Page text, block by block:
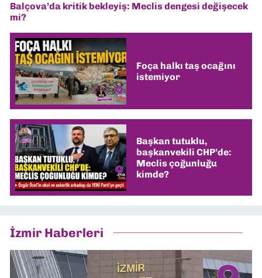
Balçova’da kritik bekleyiş: Meclis dengesi değişecek
mi?
Foça halkı taş ocağını
istemiyor
Başkan tutuklu,
başkanvekili CHP’de:
Meclis çoğunluğu
kimde?
İzmir Haberleri